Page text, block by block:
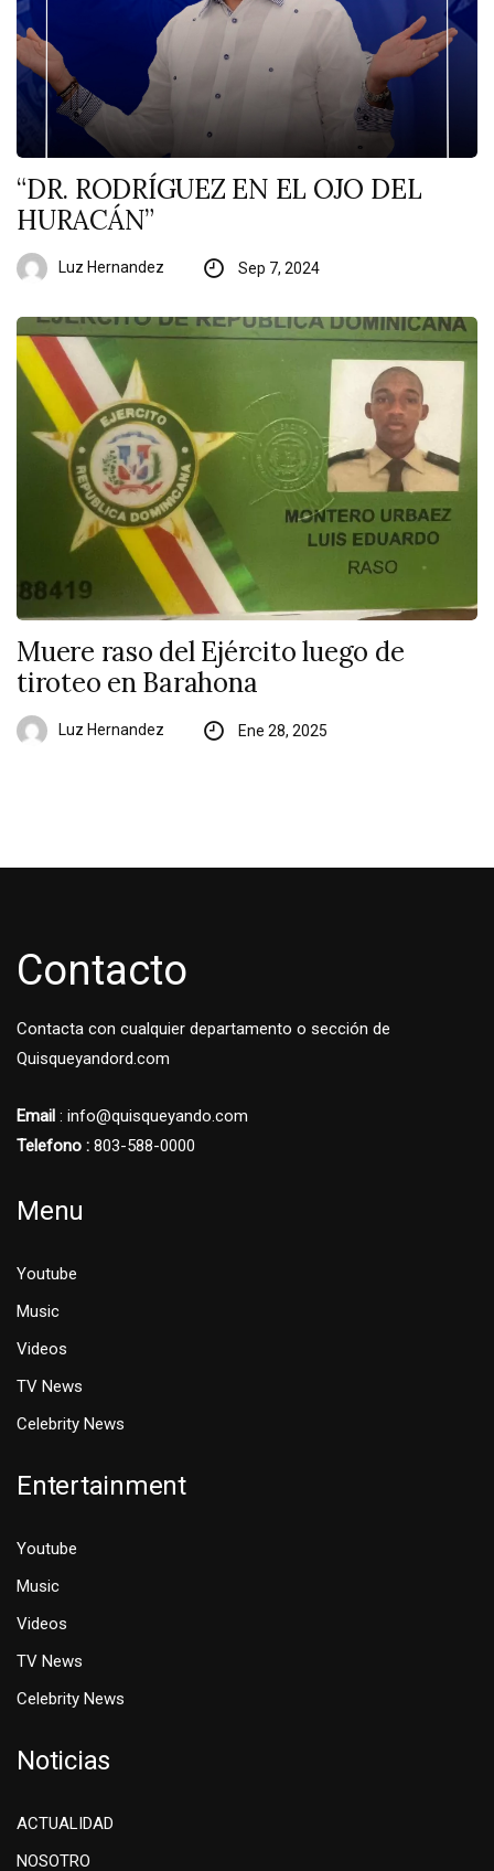
“DR. RODRÍGUEZ EN EL OJO DEL
HURACÁN”
Luz Hernandez Sep 7, 2024
Muere raso del Ejército luego de
tiroteo en Barahona
Luz Hernandez Ene 28, 2025
Contacto
Contacta con cualquier departamento o sección de
Quisqueyandord.com
Email : info@quisqueyando.com
Telefono : 803-588-0000
Menu
Youtube
Music
Videos
TV News
Celebrity News
Entertainment
Youtube
Music
Videos
TV News
Celebrity News
Noticias
ACTUALIDAD
NOSOTRO